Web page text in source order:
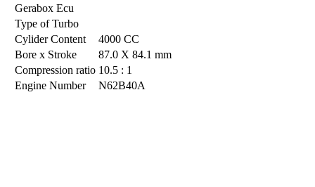
Gerabox Ecu
Type of Turbo
Cylider Content
4000 CC
Bore x Stroke
87.0 X 84.1 mm
Compression ratio 10.5 : 1
Engine Number
N62B40A